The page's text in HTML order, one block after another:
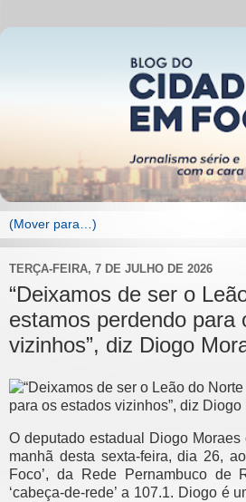
TERÇA-FEIRA, 7 DE JULHO DE 2026
“Deixamos de ser o
estamos perdendo para
vizinhos”, diz Diogo
O deputado estadual Diogo Moraes
manhã desta sexta-feira, dia 26,
Foco’, da Rede Pernambuco de
‘cabeça-de-rede’ a 107.1. Diogo é